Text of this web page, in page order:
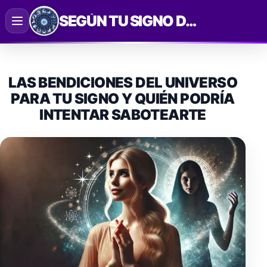
Saltar
al
contenido
SEGÚN TU SIGNO DEL ZODIACO
LAS BENDICIONES DEL UNIVERSO
PARA TU SIGNO Y QUIÉN PODRÍA
INTENTAR SABOTEARTE